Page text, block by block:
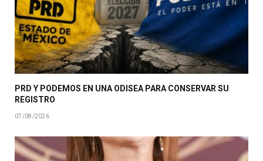
PRD Y PODEMOS EN UNA ODISEA PARA CONSERVAR SU
REGISTRO
07/08/2026